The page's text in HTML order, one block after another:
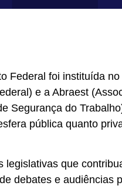
Federal foi instituída
e a Abraest
Segurança do
pública quanto
que
debates e audiências